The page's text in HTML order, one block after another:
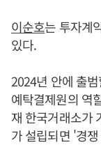
이순호는 투자계
있다.
2024년 안에 출
예탁결제원의 역
재 한국거래소가
가 설립되면 '경